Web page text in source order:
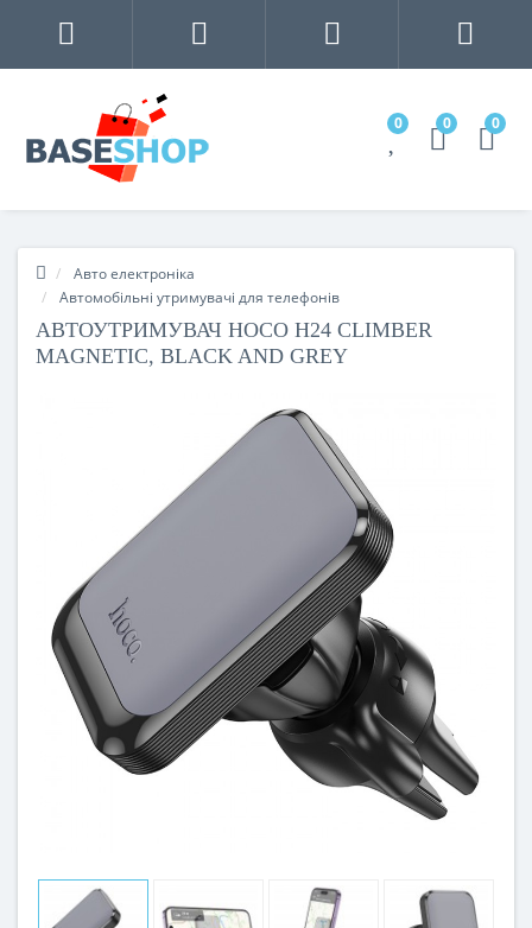
0 0 0
Авто електроніка
Автомобільні утримувачі для телефонів
АВТОУТРИМУВАЧ HOCO H24 CLIMBER
MAGNETIC, BLACK AND GREY